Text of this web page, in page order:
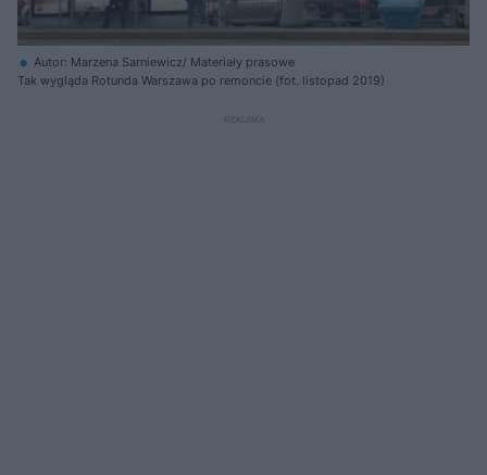
Autor: Marzena Sarniewicz/ Materiały prasowe
Tak wygląda Rotunda Warszawa po remoncie (fot. listopad 2019)